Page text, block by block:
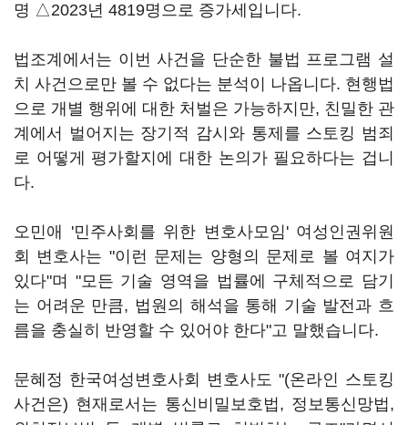
명 △2023년 4819명으로 증가세입니다.
법조계에서는 이번 사건을 단순한 불법 프로그램 설
치 사건으로만 볼 수 없다는 분석이 나옵니다. 현행법
으로 개별 행위에 대한 처벌은 가능하지만, 친밀한 관
계에서 벌어지는 장기적 감시와 통제를 스토킹 범죄
로 어떻게 평가할지에 대한 논의가 필요하다는 겁니
다.
오민애 '민주사회를 위한 변호사모임' 여성인권위원
회 변호사는 "이런 문제는 양형의 문제로 볼 여지가
있다"며 "모든 기술 영역을 법률에 구체적으로 담기
는 어려운 만큼, 법원의 해석을 통해 기술 발전과 흐
름을 충실히 반영할 수 있어야 한다"고 말했습니다.
문혜정 한국여성변호사회 변호사도 "(온라인 스토킹
사건은) 현재로서는 통신비밀보호법, 정보통신망법,